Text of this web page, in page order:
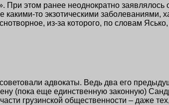
этом ранее неоднократно заявлялось
то экзотическими заболеваниями,
из-за которого, по словам Ясько,
адвокаты. Ведь два его
(пока еще единственную законную)
грузинской общественности – даже